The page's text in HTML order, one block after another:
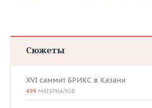
Сюжеты
XVI саммит БРИКС в Казани
499 МАТЕРИАЛОВ